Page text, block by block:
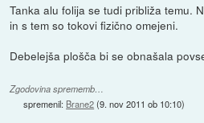
Tanka alu folija se tudi približa temu.
in s tem so tokovi fizično omejeni.
Debelejša plošča bi se obnašala
Zgodovina sprememb…
spremenil: Brane2(9. nov 2011 ob 10:10)